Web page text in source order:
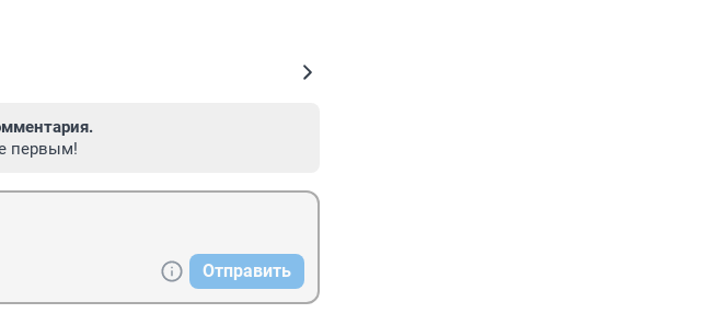
первым!
Отправить